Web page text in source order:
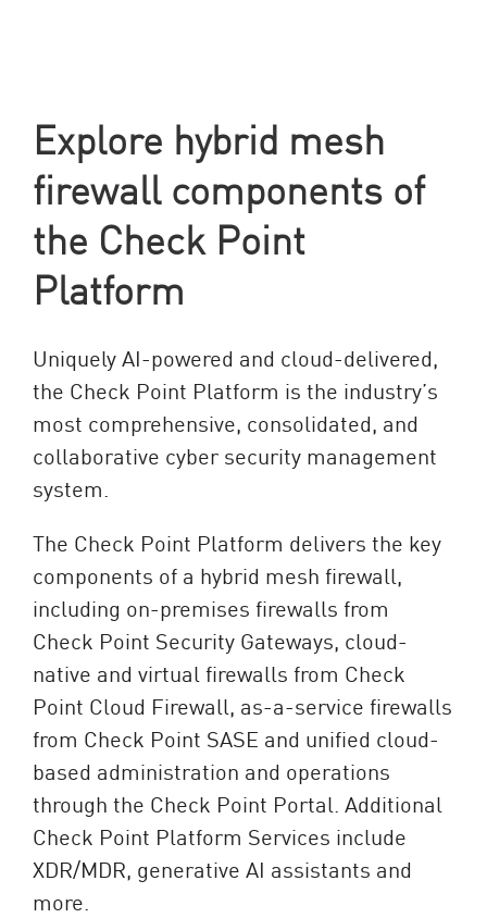
Explore hybrid mesh
firewall components of
the Check Point
Platform
Uniquely AI-powered and cloud-delivered,
the Check Point Platform is the industry’s
most comprehensive, consolidated, and
collaborative cyber security management
system.
The Check Point Platform delivers the key
components of a hybrid mesh firewall,
including on-premises firewalls from
Check Point Security Gateways, cloud-
native and virtual firewalls from Check
Point Cloud Firewall, as-a-service firewalls
from Check Point SASE and unified cloud-
based administration and operations
through the Check Point Portal. Additional
Check Point Platform Services include
XDR/MDR, generative AI assistants and
more.